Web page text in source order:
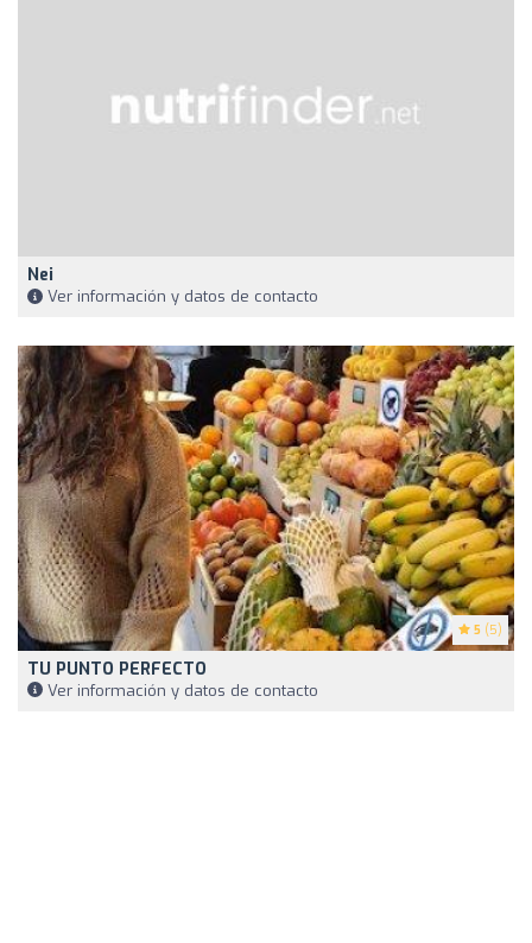
Nei
Ver información y datos de contacto
5 (5)
TU PUNTO PERFECTO
Ver información y datos de contacto